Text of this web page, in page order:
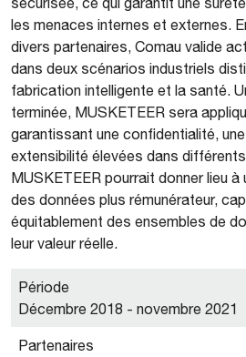
les menaces internes et externes.
divers partenaires, Comau valide
dans deux scénarios industriels
fabrication intelligente et la santé.
terminée, MUSKETEER sera
garantissant une confidentialité,
extensibilité élevées dans
MUSKETEER pourrait donner lieu à
des données plus rémunérateur,
équitablement des ensembles de
leur valeur réelle.
Période
Décembre 2018 - novembre 2021
Partenaires